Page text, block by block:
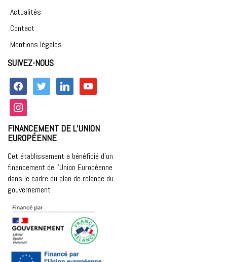
Actualités
Contact
Mentions légales
SUIVEZ-NOUS
facebook twitter linkedin
youtube
instagram
FINANCEMENT DE L’UNION
EUROPÉENNE
Cet établissement a bénéficié d’un
financement de l’Union Européenne
dans le cadre du plan de relance du
gouvernement